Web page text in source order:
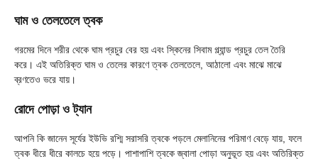
ঘাম ও তেলতেলে ত্বক
গরমের দিনে শরীর থেকে ঘাম প্রচুর বের হয় এবং স্কিনের সিবাম গ্ল্যান্ড প্রচুর তেল তৈরি
করে। এই অতিরিক্ত ঘাম ও তেলের কারণে ত্বক তেলতেলে, আঠালো এবং মাঝে মাঝে
ব্রণতেও ভরে যায়।
রোদে পোড়া ও ট্যান
আপনি কি জানেন সূর্যের ইউভি রশ্মি সরাসরি ত্বকে পড়লে মেলানিনের পরিমাণ বেড়ে যায়, ফলে
ত্বক ধীরে ধীরে কালচে হয়ে পড়ে। পাশাপাশি ত্বকে জ্বালা পোড়া অনুভূত হয় এবং অতিরিক্ত